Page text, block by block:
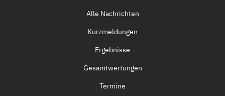
Alle Nachrichten
Kurzmeldungen
Ergebnisse
Gesamtwertungen
Termine